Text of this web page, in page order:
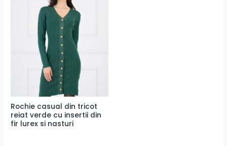
Rochie casual din tricot
reiat verde cu insertii din
fir lurex si nasturi